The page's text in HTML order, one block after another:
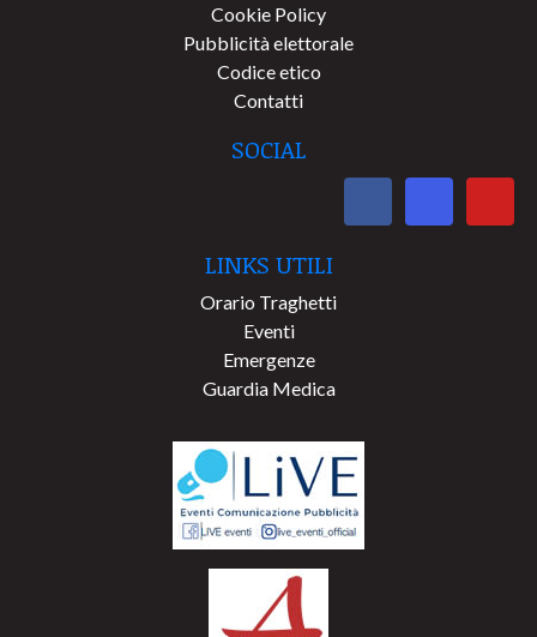
Cookie Policy
Pubblicità elettorale
Codice etico
Contatti
SOCIAL
LINKS UTILI
Orario Traghetti
Eventi
Emergenze
Guardia Medica